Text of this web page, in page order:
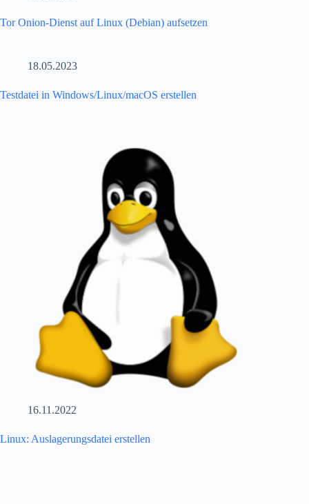
Tor Onion-Dienst auf Linux (Debian) aufsetzen
18.05.2023
Testdatei in Windows/Linux/macOS erstellen
16.11.2022
Linux: Auslagerungsdatei erstellen